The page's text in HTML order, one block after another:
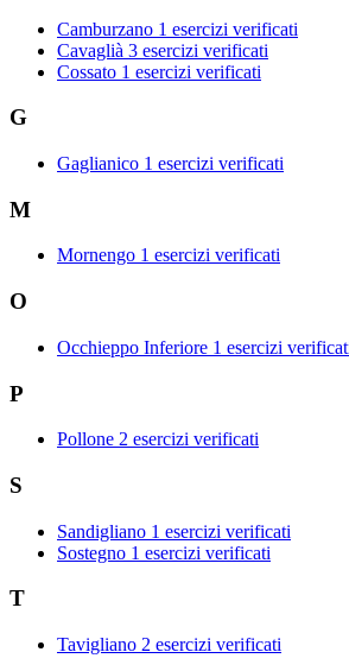
Camburzano 1 esercizi verificati
Cavaglià 3 esercizi verificati
Cossato 1 esercizi verificati
G
Gaglianico 1 esercizi verificati
M
Mornengo 1 esercizi verificati
O
Occhieppo Inferiore 1 esercizi
P
Pollone 2 esercizi verificati
S
Sandigliano 1 esercizi verificati
Sostegno 1 esercizi verificati
T
Tavigliano 2 esercizi verificati